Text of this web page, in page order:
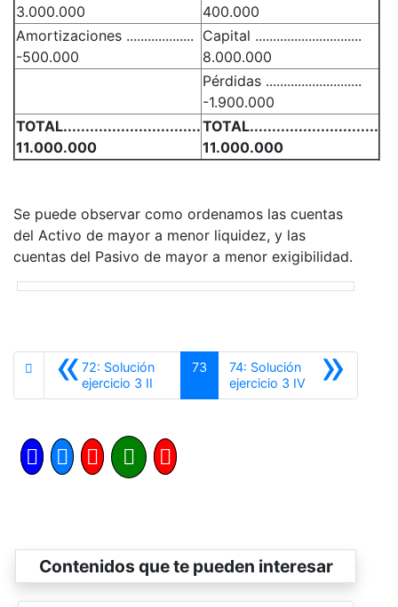
3.000.000
400.000
Amortizaciones ...................
-500.000
Capital ..............................
8.000.000
Pérdidas ...........................
-1.900.000
TOTAL...............................
11.000.000
TOTAL.............................
11.000.000
Se puede observar como ordenamos las cuentas
del Activo de mayor a menor liquidez, y las
cuentas del Pasivo de mayor a menor exigibilidad.
«72: Solución
ejercicio 3 II
73 »
74: Solución
ejercicio 3 IVSiguiente
Contenidos que te pueden interesar